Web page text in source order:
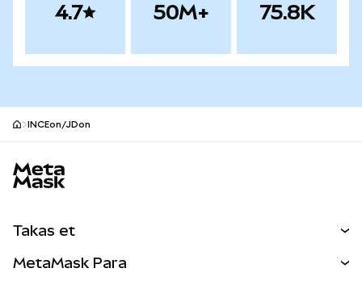
4.7 50M+ 75.8K
INCEon/JDon
Takas et
MetaMask Para